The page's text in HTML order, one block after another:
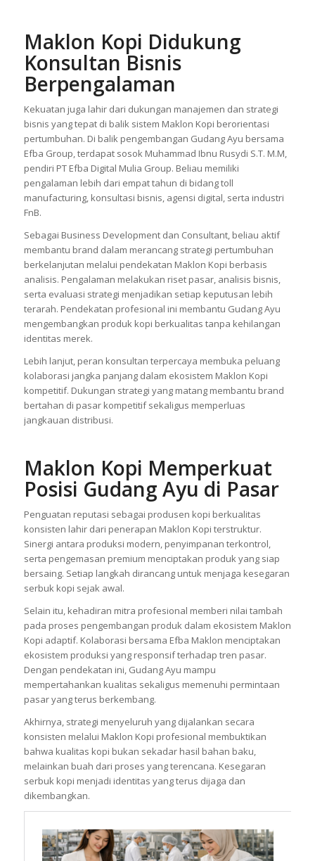
Maklon Kopi Didukung
Konsultan Bisnis
Berpengalaman
Kekuatan juga lahir dari dukungan manajemen dan strategi
bisnis yang tepat di balik sistem Maklon Kopi berorientasi
pertumbuhan. Di balik pengembangan Gudang Ayu bersama
Efba Group, terdapat sosok Muhammad Ibnu Rusydi S.T. M.M,
pendiri PT Efba Digital Mulia Group. Beliau memiliki
pengalaman lebih dari empat tahun di bidang toll
manufacturing, konsultasi bisnis, agensi digital, serta industri
FnB.
Sebagai Business Development dan Consultant, beliau aktif
membantu brand dalam merancang strategi pertumbuhan
berkelanjutan melalui pendekatan Maklon Kopi berbasis
analisis. Pengalaman melakukan riset pasar, analisis bisnis,
serta evaluasi strategi menjadikan setiap keputusan lebih
terarah. Pendekatan profesional ini membantu Gudang Ayu
mengembangkan produk kopi berkualitas tanpa kehilangan
identitas merek.
Lebih lanjut, peran konsultan terpercaya membuka peluang
kolaborasi jangka panjang dalam ekosistem Maklon Kopi
kompetitif. Dukungan strategi yang matang membantu brand
bertahan di pasar kompetitif sekaligus memperluas
jangkauan distribusi.
Maklon Kopi Memperkuat
Posisi Gudang Ayu di Pasar
Penguatan reputasi sebagai produsen kopi berkualitas
konsisten lahir dari penerapan Maklon Kopi terstruktur.
Sinergi antara produksi modern, penyimpanan terkontrol,
serta pengemasan premium menciptakan produk yang siap
bersaing. Setiap langkah dirancang untuk menjaga kesegaran
serbuk kopi sejak awal.
Selain itu, kehadiran mitra profesional memberi nilai tambah
pada proses pengembangan produk dalam ekosistem Maklon
Kopi adaptif. Kolaborasi bersama Efba Maklon menciptakan
ekosistem produksi yang responsif terhadap tren pasar.
Dengan pendekatan ini, Gudang Ayu mampu
mempertahankan kualitas sekaligus memenuhi permintaan
pasar yang terus berkembang.
Akhirnya, strategi menyeluruh yang dijalankan secara
konsisten melalui Maklon Kopi profesional membuktikan
bahwa kualitas kopi bukan sekadar hasil bahan baku,
melainkan buah dari proses yang terencana. Kesegaran
serbuk kopi menjadi identitas yang terus dijaga dan
dikembangkan.